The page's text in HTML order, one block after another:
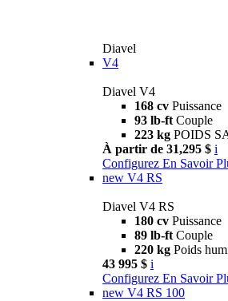
Diavel
V4
Diavel V4
168 cv Puissance
93 lb-ft Couple
223 kg POIDS
À partir de 31,295 $ i
Configurez En Savoir
new V4 RS
Diavel V4 RS
180 cv Puissance
89 lb-ft Couple
220 kg Poids
43 995 $ i
Configurez En Savoir
new V4 RS 100